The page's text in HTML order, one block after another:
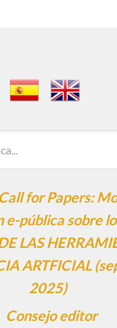
for Papers:
e-pública sobre
LAS
ARTFICIAL
2025)
Consejo editor